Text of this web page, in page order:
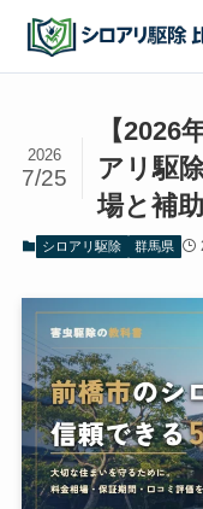
【2026
アリ駆
場と補
2026
7/25
シロアリ駆除 群馬県